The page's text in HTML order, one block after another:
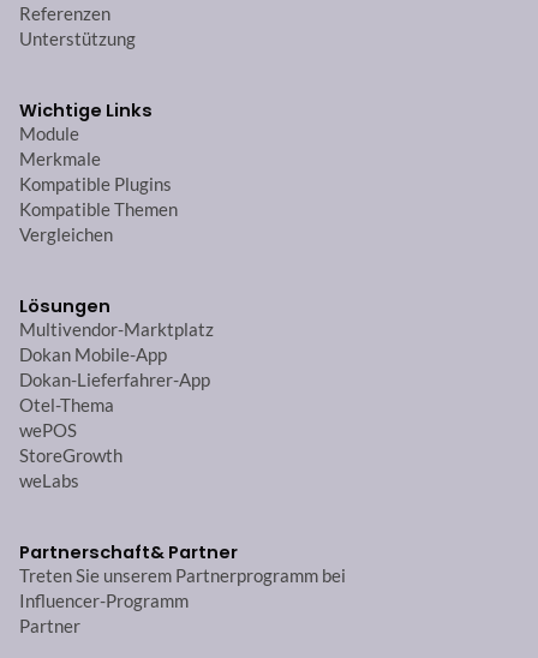
Referenzen
Unterstützung
Wichtige Links
Module
Merkmale
Kompatible Plugins
Kompatible Themen
Vergleichen
Lösungen
Multivendor-Marktplatz
Dokan Mobile-App
Dokan-Lieferfahrer-App
Otel-Thema
wePOS
StoreGrowth
weLabs
Partnerschaft& Partner
Treten Sie unserem Partnerprogramm bei
Influencer-Programm
Partner